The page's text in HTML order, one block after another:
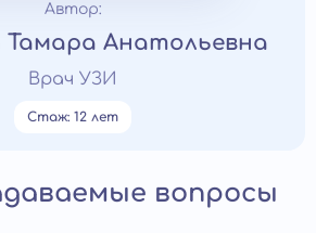
Автор:
Анатольевна
Врач УЗИ
Стаж: 12 лет
вопросы